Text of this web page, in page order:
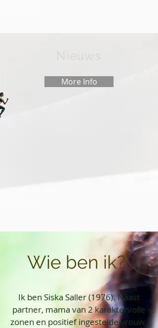
Wie ben ik?
Ik ben Siska Saller (1976). Naast
partner, mama van 2 karaktervolle
zonen en positief ingestelde vrouw,
More Info